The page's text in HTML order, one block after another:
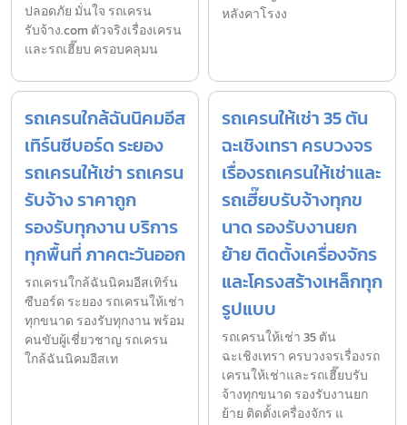
ปลอดภัย มั่นใจ รถเครน
รับจ้าง.com ตัวจริงเรื่องเครน
และรถเฮี๊ยบ ครอบคลุมน
หลังคาโรงง
รถเครนใกล้ฉันนิคมอีส
เทิร์นซีบอร์ด ระยอง
รถเครนให้เช่า รถเครน
รับจ้าง ราคาถูก
รองรับทุกงาน บริการ
ทุกพื้นที่ ภาคตะวันออก
รถเครนใกล้ฉันนิคมอีสเทิร์น
ซีบอร์ด ระยอง รถเครนให้เช่า
ทุกขนาด รองรับทุกงาน พร้อม
คนขับผู้เชี่ยวชาญ รถเครน
ใกล้ฉันนิคมอีสเท
รถเครนให้เช่า 35 ตัน
ฉะเชิงเทรา ครบวงจร
เรื่องรถเครนให้เช่าและ
รถเฮี๊ยบรับจ้างทุกข
นาด รองรับงานยก
ย้าย ติดตั้งเครื่องจักร
และโครงสร้างเหล็กทุก
รูปแบบ
รถเครนให้เช่า 35 ตัน
ฉะเชิงเทรา ครบวงจรเรื่องรถ
เครนให้เช่าและรถเฮี๊ยบรับ
จ้างทุกขนาด รองรับงานยก
ย้าย ติดตั้งเครื่องจักร แ